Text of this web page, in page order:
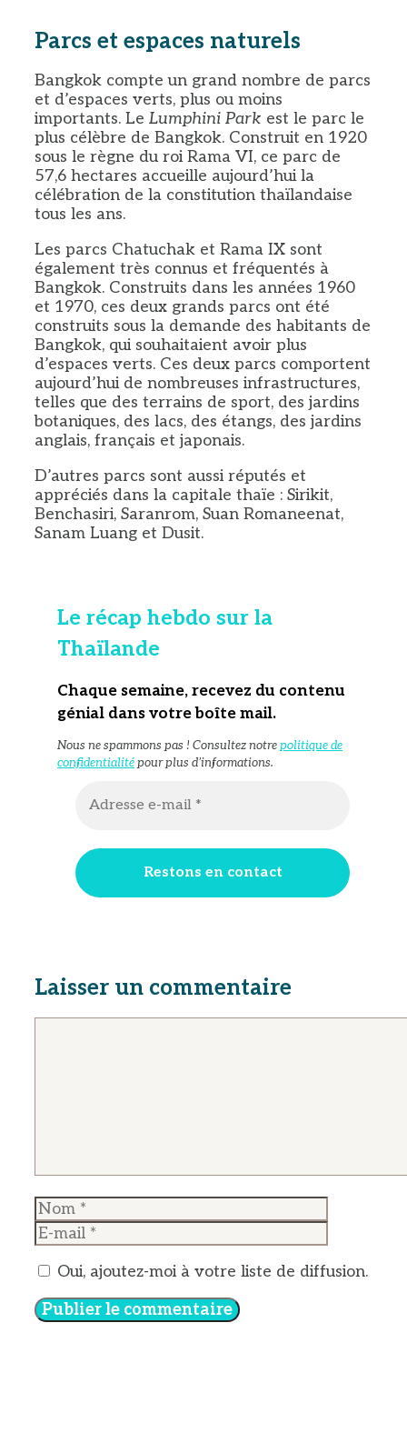
Parcs et espaces naturels
Bangkok compte un grand nombre de parcs
et d’espaces verts, plus ou moins
importants. Le Lumphini Park est le parc le
plus célèbre de Bangkok. Construit en 1920
sous le règne du roi Rama VI, ce parc de
57,6 hectares accueille aujourd’hui la
célébration de la constitution thaïlandaise
tous les ans.
Les parcs Chatuchak et Rama IX sont
également très connus et fréquentés à
Bangkok. Construits dans les années 1960
et 1970, ces deux grands parcs ont été
construits sous la demande des habitants de
Bangkok, qui souhaitaient avoir plus
d’espaces verts. Ces deux parcs comportent
aujourd’hui de nombreuses infrastructures,
telles que des terrains de sport, des jardins
botaniques, des lacs, des étangs, des jardins
anglais, français et japonais.
D’autres parcs sont aussi réputés et
appréciés dans la capitale thaïe : Sirikit,
Benchasiri, Saranrom, Suan Romaneenat,
Sanam Luang et Dusit.
Le récap hebdo sur la
Thaïlande
Chaque semaine, recevez du contenu
génial dans votre boîte mail.
Nous ne spammons pas ! Consultez notrepolitique de
confidentialitépour plus d’informations.
Laisser un commentaire
Nom
mail
Oui, ajoutez-moi à votre liste de diffusion.